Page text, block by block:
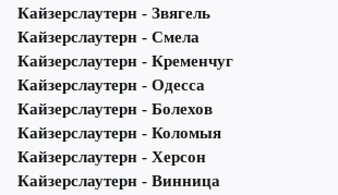
Кайзерслаутерн - Звягель
Кайзерслаутерн - Смела
Кайзерслаутерн - Кременчуг
Кайзерслаутерн - Одесса
Кайзерслаутерн - Болехов
Кайзерслаутерн - Коломыя
Кайзерслаутерн - Херсон
Кайзерслаутерн - Винница